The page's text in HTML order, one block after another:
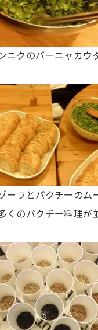
ニクのバーニャカウ
ーラとパクチーの
くのパクチー料理が